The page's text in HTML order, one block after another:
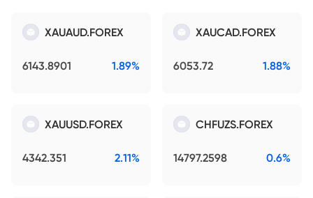
XAUAUD.FOREX
6143.8901 1.89%
XAUCAD.FOREX
6053.72 1.88%
XAUUSD.FOREX
4342.351 2.11%
CHFUZS.FOREX
14797.2598 0.6%